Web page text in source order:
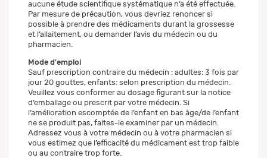
aucune étude scientifique systématique n’a été effectuée.
Par mesure de précaution, vous devriez renoncer si
possible à prendre des médicaments durant la grossesse
et l’allaitement, ou demander l’avis du médecin ou du
pharmacien.
Mode d'emploi
Sauf prescription contraire du médecin : adultes: 3 fois par
jour 20 gouttes, enfants: selon prescription du médecin.
Veuillez vous conformer au dosage figurant sur la notice
d’emballage ou prescrit par votre médecin. Si
l’amélioration escomptée de l’enfant en bas âge/de l’enfant
ne se produit pas, faites-le examiner par un médecin.
Adressez vous à votre médecin ou à votre pharmacien si
vous estimez que l’efficacité du médicament est trop faible
ou au contraire trop forte.